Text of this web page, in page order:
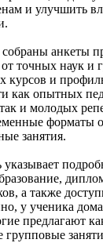
и улучшить
анкеты
точных наук и
курсов и
как опытных
и молодых
форматы
занятия.
указывает
а также
у ученика
предлагают